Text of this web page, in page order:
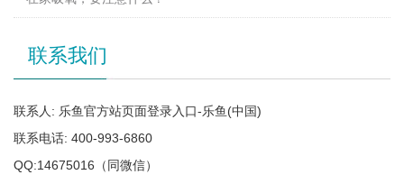
联系我们
联系人: 乐鱼官方站页面登录入口-乐鱼(中国)
联系电话: 400-993-6860
QQ:14675016（同微信）